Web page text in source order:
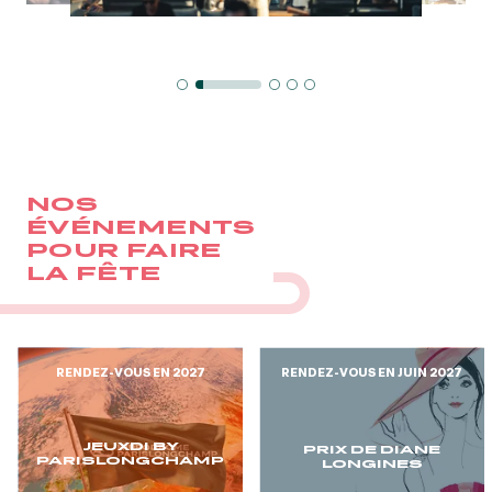
OFFRES, PASS & ABONNEMENTS
ABONNEMENTS ANNUELS
ABONNEMENTS ANNUELS
JOURS DE COURSES
JOURS DE COURSES
PARKING
NOS
ÉVÉNEMENTS
POUR FAIRE
LA FÊTE
RENDEZ-VOUS EN 2027
JEUXDI BY
PARISLONGCHAMP
RENDEZ-VOUS EN JUIN 2027
PRIX DE DIANE
LONGINES